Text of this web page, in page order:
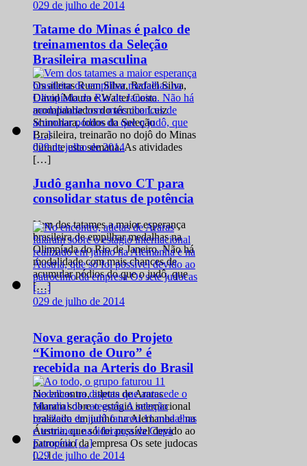
029 de julho de 2014
Tatame do Minas é palco de
treinamentos da Seleção
Brasileira masculina
Os atletas Ruan Silva, Rafael Silva,
David Moura e Walter Costa
acompanhados do técnico Luiz
Shinohara, todos da Seleção
Brasileira, treinarão no dojô do Minas
durante esta semana. As atividades
[…]
029 de julho de 2014
Judô ganha novo CT para
consolidar status de potência
Vem dos tatames a maior esperança
brasileira de empilhar medalhas na
Olimpíada do Rio de Janeiro. Não há
modalidade com mais chances de
acumular pódios do que o judô, que
[…]
029 de julho de 2014
Nova geração do Projeto
“Kimono de Ouro” é
recebida na Arteris do Brasil
No encontro, atletas de Araras
falaram sobre o estágio internacional
realizado em junho na Alemanha e na
Áustria, que só foi possível devido ao
patrocínio da empresa Os sete judocas
[…]
029 de julho de 2014